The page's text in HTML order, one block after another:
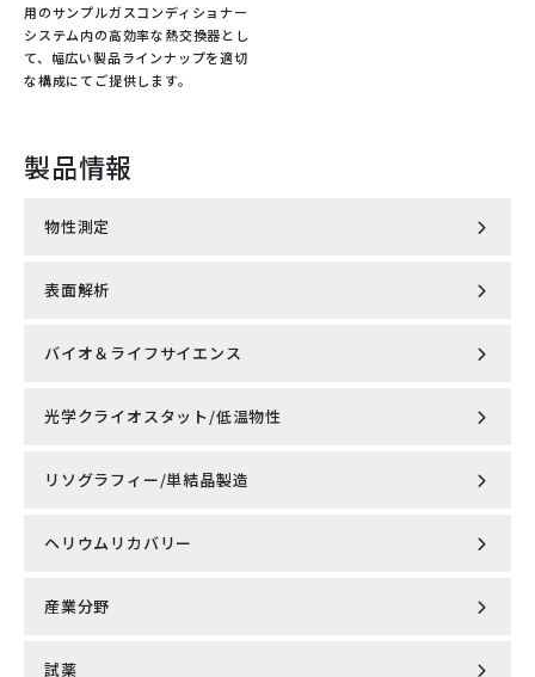
製品情報
物性測定
磁気特性測定システム MPMS®3
無冷媒型PPMS® DynaCool™
小型無冷媒型PPMS® VersaLab™
表面解析
走査型プローブ顕微鏡 AFSEM nano
Lyncee tec社製 4D光学プロファイラーデジタルホログラ
型カンチレバー
バイオ＆ライフサイエンス
Knick社製 cCare pH完全自動洗浄・校正システム
Knick社製 pH/ORP計・導電率計・溶存酸素計
ナノ粒子解析システム NanoSight Pro（ナノサイトプ
光学クライオスタット/低温物性
超低振動無冷媒オプティカルクライオスタット
超低振動 7ﾃｽﾗ 無冷媒型オプティカルクライオスタット
リソグラフィー/単結晶製造
高出力レーザ加熱型単結晶育成装置（LFZ）
Laser-Based Floating Zone Furnace（LFZ）
ヘリウムリカバリー
NEW 液体ヘリウム再凝縮システム（NMR/マルチシステム
産業分野
試薬
●密度計
●粘度計
の情報はこちら
の情報はこちら
●流量計
の情報はこちら
用のサンプルガスコンディショナー
システム内の高効率な熱交換器とし
て、幅広い製品ラインナップを適切
な構成にてご提供します。